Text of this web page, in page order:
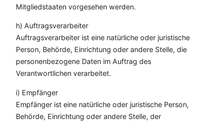
Mitgliedstaaten vorgesehen werden.
h) Auftragsverarbeiter
Auftragsverarbeiter ist eine natürliche oder juristische
Person, Behörde, Einrichtung oder andere Stelle, die
personenbezogene Daten im Auftrag des
Verantwortlichen verarbeitet.
i) Empfänger
Empfänger ist eine natürliche oder juristische Person,
Behörde, Einrichtung oder andere Stelle, der